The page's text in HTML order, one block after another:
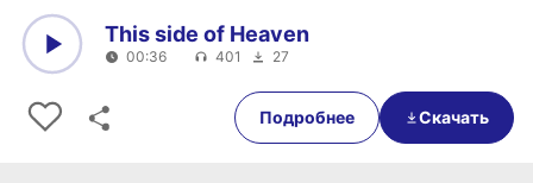
00:36
This side of Heaven
00:36 401 27
Подробнее Скачать